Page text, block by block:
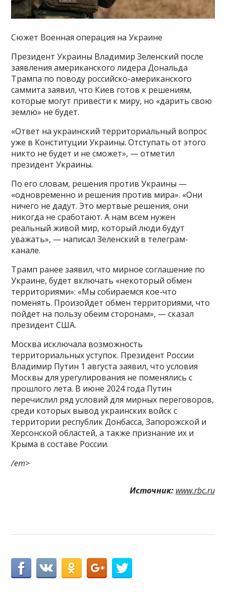
Сюжет Военная операция на Украине
Президент Украины Владимир Зеленский после
заявления американского лидера Дональда
Трампа по поводу российско-американского
саммита заявил, что Киев готов к решениям,
которые могут привести к миру, но «дарить свою
землю» не будет.
«Ответ на украинский территориальный вопрос
уже в Конституции Украины. Отступать от этого
никто не будет и не сможет», — отметил
президент Украины.
По его словам, решения против Украины —
«одновременно и решения против мира». «Они
ничего не дадут. Это мертвые решения, они
никогда не сработают. А нам всем нужен
реальный живой мир, который люди будут
уважать», — написал Зеленский в телеграм-
канале.
Трамп ранее заявил, что мирное соглашение по
Украине, будет включать «некоторый обмен
территориями»: «Мы собираемся кое-что
поменять. Произойдет обмен территориями, что
пойдет на пользу обеим сторонам», — сказал
президент США.
Москва исключала возможность
территориальных уступок. Президент России
Владимир Путин 1 августа заявил, что условия
Москвы для урегулирования не поменялись с
прошлого лета. В июне 2024 года Путин
перечислил ряд условий для мирных переговоров,
среди которых вывод украинских войск с
территории республик Донбасса, Запорожской и
Херсонской областей, а также признание их и
Крыма в составе России.
/em>
Источник: www.rbc.ru